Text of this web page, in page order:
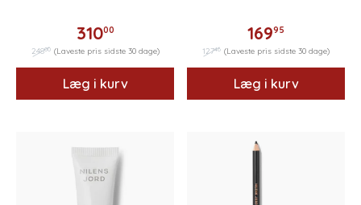
31000
24800 (Laveste pris sidste 30 dage)
Læg i kurv
16995
12746 (Laveste pris sidste 30 dage)
Læg i kurv